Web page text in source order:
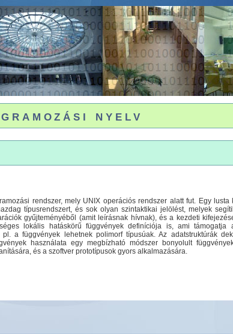
nyelv
rendszer, mely UNIX operációs rendszer alatt fut. Egy
típusrendszert, és sok olyan szintaktikai jelölést, melyek
gyűjteményéből (amit leírásnak hívnak), és a kezdeti
lokális hatáskörű függvények definíciója is, ami támogatja
a függvények lehetnek polimorf típusúak. Az adatstruktúrák
használata egy megbízható módszer bonyolult
és a szoftver prototípusok gyors alkalmazására.